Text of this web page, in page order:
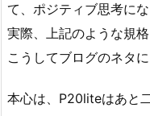
て、ポジティブ思考に
実際、上記のような規
こうしてブログのネタ
本心は、P20liteはあと